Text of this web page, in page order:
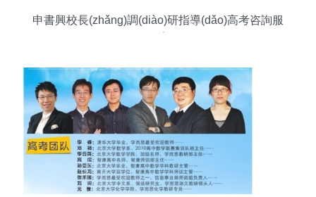
申書興校長(zhǎng)調(diào)研指導(dǎo)高考咨詢服